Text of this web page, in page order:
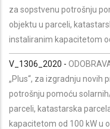
za sopstvenu potrošnju
objektu u parceli,
instaliranim kapacitetom
V_1306_2020 -
„Plus“, za izgradnju novih
potrošnju pomoću
parceli, katastarska
kapacitetom od 100 kW u